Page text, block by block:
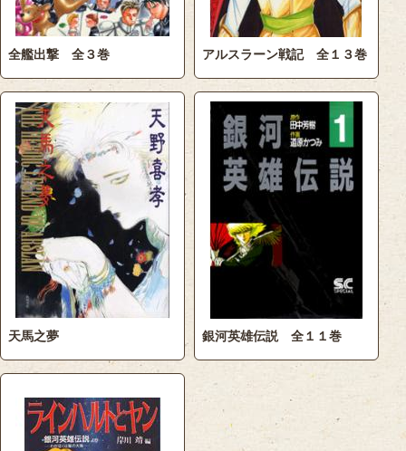
全艦出撃 全３巻 アルスラーン戦記 全１３巻
天馬之夢 銀河英雄伝説 全１１巻